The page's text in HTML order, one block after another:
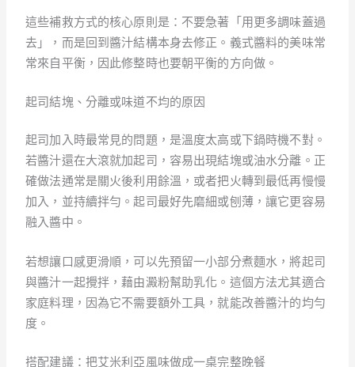
這些補救方式的核心原則是：不要急著「用更多調味蓋過
去」，而是回到醬汁結構本身去修正。義式醬料的美味常
常來自平衡，因此修整時也要朝平衡的方向做。
起司結塊、分離或味道不均的原因
起司加入時最常見的問題，是溫度太高或下鍋時機不對。
若醬汁還在大滾就加起司，容易出現結塊或油水分離。正
確做法通常是關火後利用餘溫，或者把火轉到最低再慢慢
加入，並持續拌勻。起司最好先磨細或刨薄，讓它更容易
融入醬中。
若想讓口感更滑順，可以先預留一小部分煮麵水，將起司
與醬汁一起攪拌，藉由澱粉幫助乳化。這個方法尤其適合
家庭料理，因為它不需要額外工具，就能改善醬汁的均勻
度。
搭配建議：把艾米利亞風味做成一桌完整晚餐